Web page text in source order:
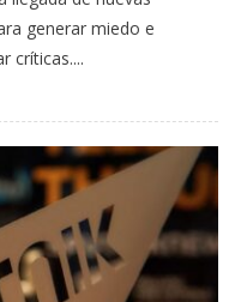
generar miedo e
críticas....